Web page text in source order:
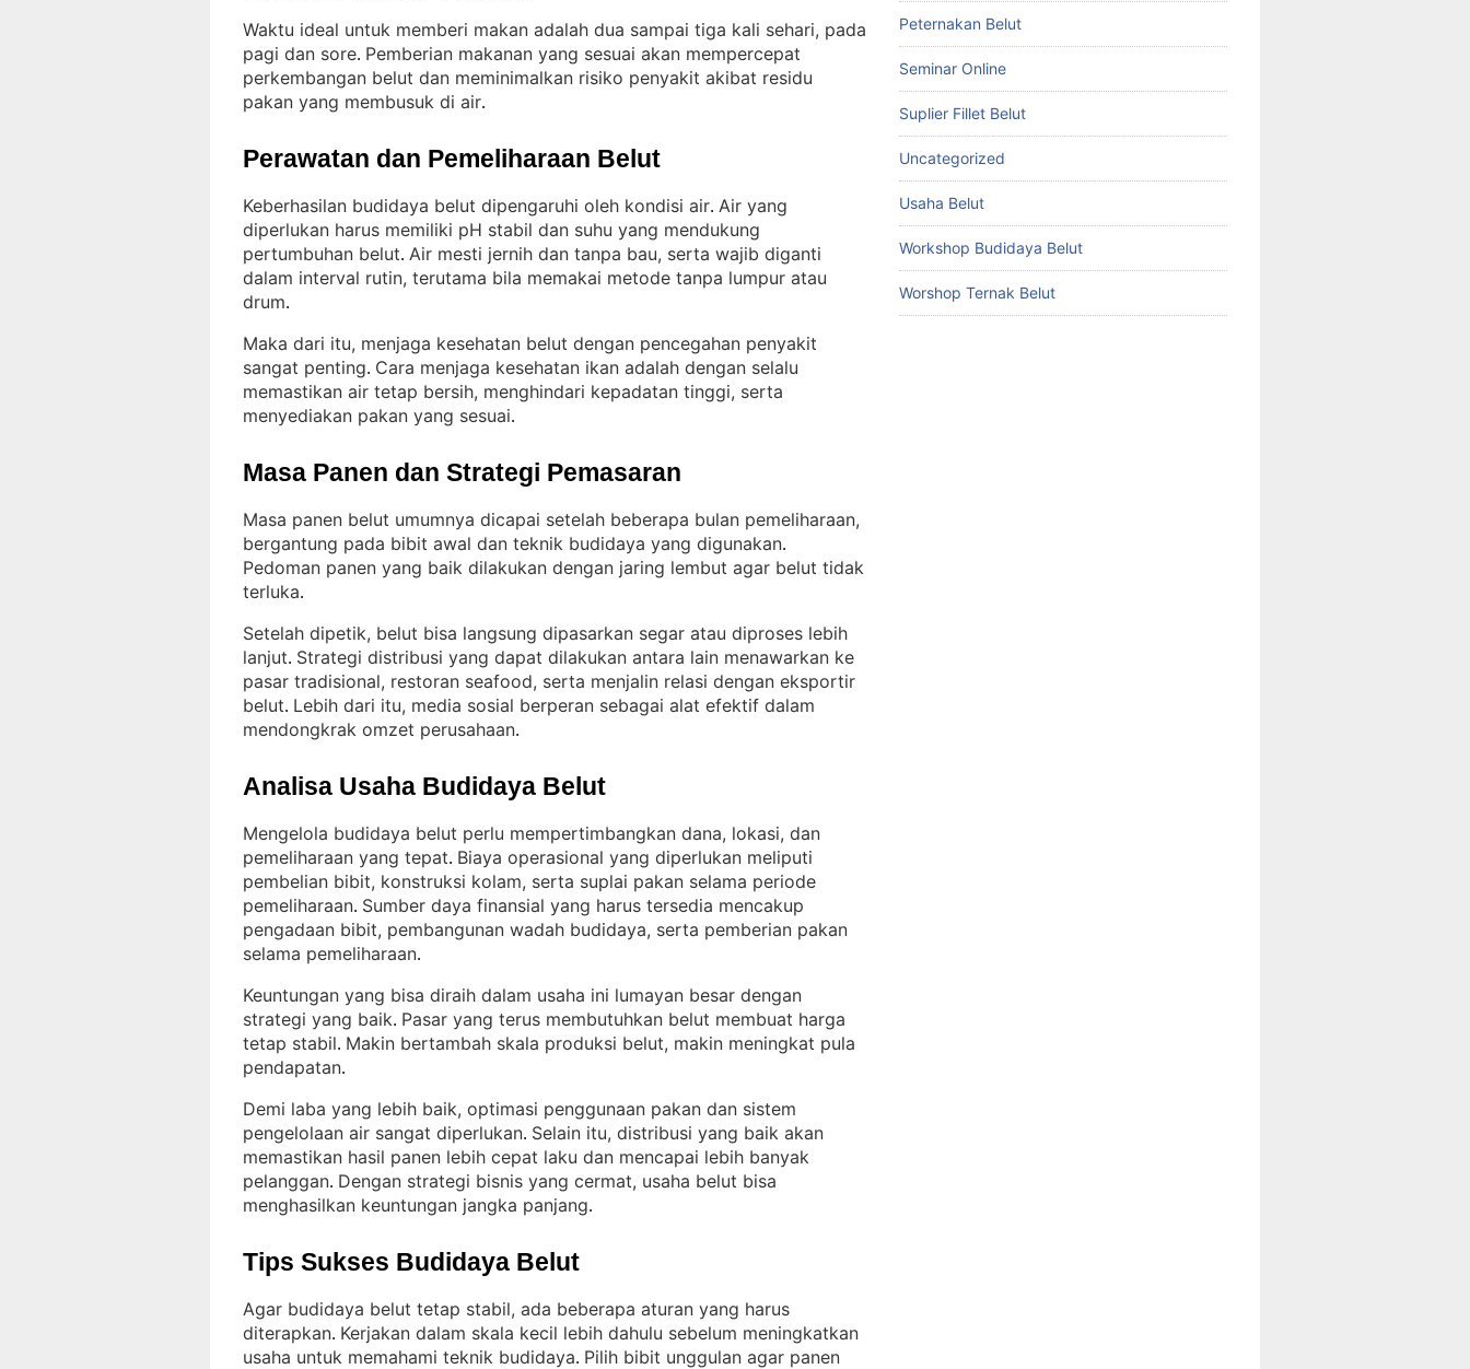
Waktu ideal untuk memberi makan adalah dua sampai tiga kali sehari, pada
pagi dan sore. Pemberian makanan yang sesuai akan mempercepat
perkembangan belut dan meminimalkan risiko penyakit akibat residu
pakan yang membusuk di air.
Perawatan dan Pemeliharaan Belut
Keberhasilan budidaya belut dipengaruhi oleh kondisi air. Air yang
diperlukan harus memiliki pH stabil dan suhu yang mendukung
pertumbuhan belut. Air mesti jernih dan tanpa bau, serta wajib diganti
dalam interval rutin, terutama bila memakai metode tanpa lumpur atau
drum.
Maka dari itu, menjaga kesehatan belut dengan pencegahan penyakit
sangat penting. Cara menjaga kesehatan ikan adalah dengan selalu
memastikan air tetap bersih, menghindari kepadatan tinggi, serta
menyediakan pakan yang sesuai.
Masa Panen dan Strategi Pemasaran
Masa panen belut umumnya dicapai setelah beberapa bulan pemeliharaan,
bergantung pada bibit awal dan teknik budidaya yang digunakan
Pedoman panen yang baik dilakukan dengan jaring lembut agar belut tidak
terluka.
Setelah dipetik, belut bisa langsung dipasarkan segar atau diproses lebih
lanjut. Strategi distribusi yang dapat dilakukan antara lain menawarkan ke
pasar tradisional, restoran seafood, serta menjalin relasi dengan eksportir
belut. Lebih dari itu, media sosial berperan sebagai alat efektif dalam
mendongkrak omzet perusahaan.
Analisa Usaha Budidaya Belut
Mengelola budidaya belut perlu mempertimbangkan dana, lokasi, dan
pemeliharaan yang tepat. Biaya operasional yang diperlukan meliputi
pembelian bibit, konstruksi kolam, serta suplai pakan selama periode
pemeliharaan. Sumber daya finansial yang harus tersedia mencakup
pengadaan bibit, pembangunan wadah budidaya, serta pemberian pakan
selama pemeliharaan.
Keuntungan yang bisa diraih dalam usaha ini lumayan besar dengan
strategi yang baik. Pasar yang terus membutuhkan belut membuat harga
tetap stabil. Makin bertambah skala produksi belut, makin meningkat pula
pendapatan.
Demi laba yang lebih baik, optimasi penggunaan pakan dan sistem
pengelolaan air sangat diperlukan. Selain itu, distribusi yang baik akan
memastikan hasil panen lebih cepat laku dan mencapai lebih banyak
pelanggan. Dengan strategi bisnis yang cermat, usaha belut bisa
menghasilkan keuntungan jangka panjang.
Tips Sukses Budidaya Belut
Agar budidaya belut tetap stabil, ada beberapa aturan yang harus
diterapkan. Kerjakan dalam skala kecil lebih dahulu sebelum meningkatkan
usaha untuk memahami teknik budidaya. Pilih bibit unggulan agar panen
Peternakan Belut
Seminar Online
Suplier Fillet Belut
Uncategorized
Usaha Belut
Workshop Budidaya Belut
Worshop Ternak Belut